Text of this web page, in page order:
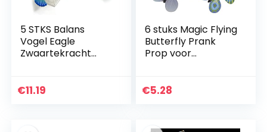
5 STKS Balans
Vogel Eagle
Zwaartekracht
Nostalgische
€11.19
6 stuks Magic Flying
Butterfly Prank
Prop voor
Wedding Card Gift
€5.28